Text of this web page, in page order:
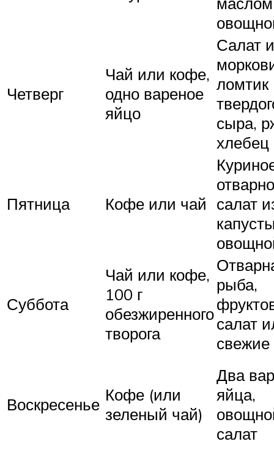
Четверг
Чай или кофе,
одно вареное
яйцо
Салат
ломтик
сыра,
хлебец
Пятница Кофе или чай салат
Суббота
Чай или кофе,
100 г
обезжиренного
творога
рыба,
салат
свежие
Воскресенье Кофе (или
зеленый чай)
Два
яйца,
салат